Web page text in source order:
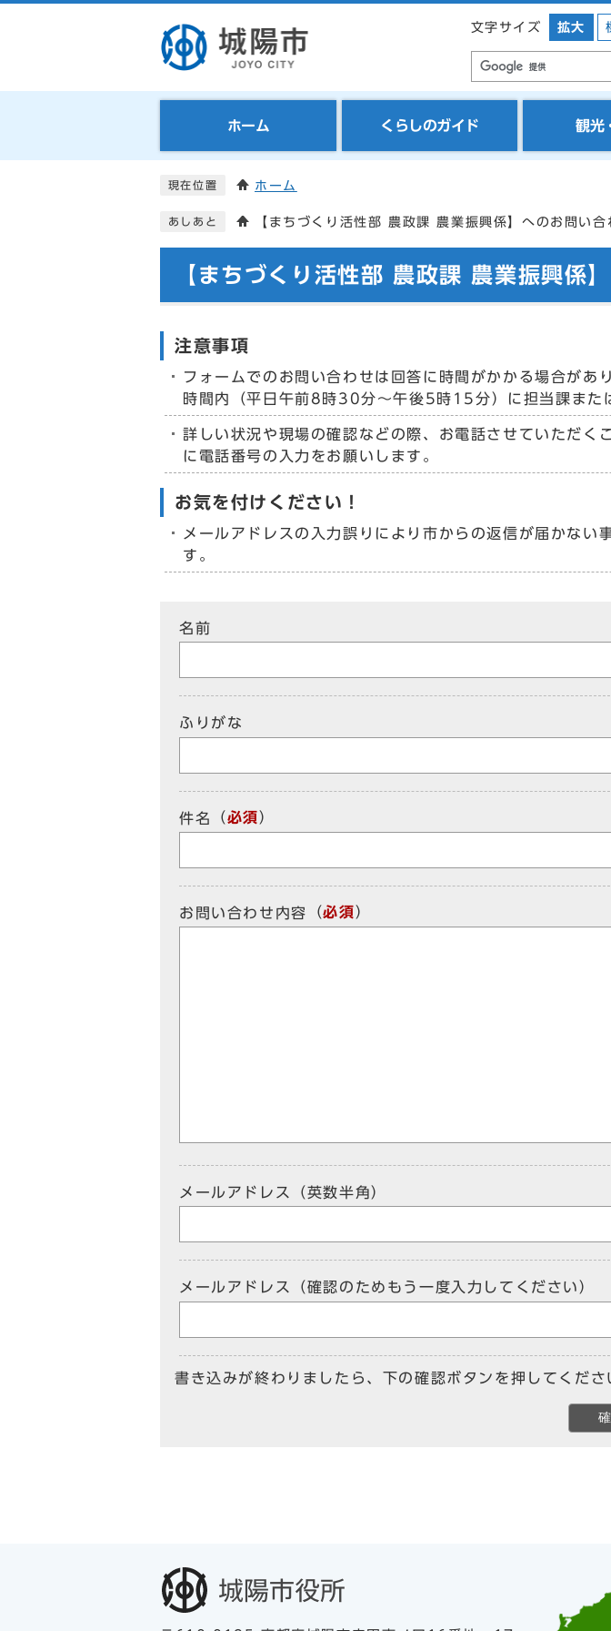
文字サイズ 拡大
ホーム くらしのガイド 観光
現在位置 ホーム
あしあと 【まちづくり活性部 農政課 農業振興係】へのお問い合
【まちづくり活性部 農政課 農業振興係
注意事項
フォームでのお問い合わせは回答に時間がかかる場合が
時間内（平日午前8時30分～午後5時15分）に担当課ま
詳しい状況や現場の確認などの際、お電話させていただく
に電話番号の入力をお願いします。
お気を付けください！
メールアドレスの入力誤りにより市からの返信が届かな
す。
名前
ふりがな
件名 （必須）
お問い合わせ内容 （必須）
メールアドレス（英数半角）
メールアドレス（確認のためもう一度入力してください）
書き込みが終わりましたら、下の確認ボタンを押してくださ